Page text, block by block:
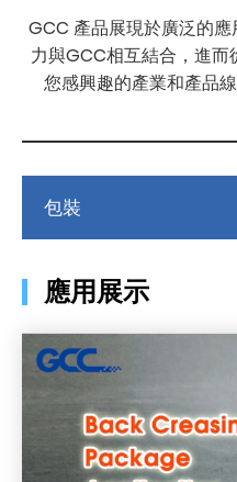
GCC 產品展現於廣泛的
力與GCC相互結合，進
您感興趣的產業和產品
包裝
應用展示